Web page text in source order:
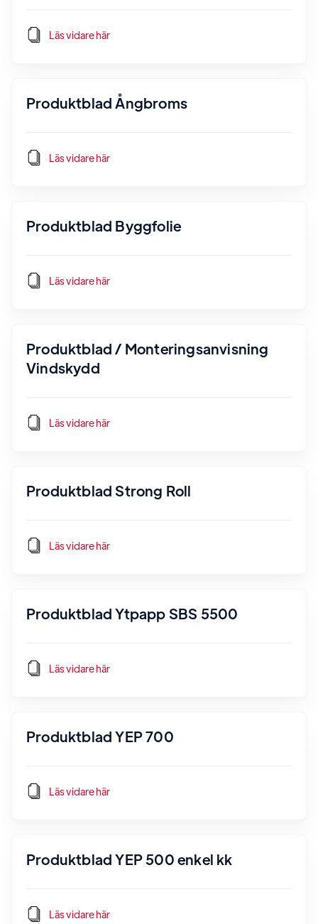
Läs vidare här
Produktblad Ångbroms
Läs vidare här
Produktblad Byggfolie
Läs vidare här
Produktblad / Monteringsanvisning
Vindskydd
Läs vidare här
Produktblad Strong Roll
Läs vidare här
Produktblad Ytpapp SBS 5500
Läs vidare här
Produktblad YEP 700
Läs vidare här
Produktblad YEP 500 enkel kk
Läs vidare här